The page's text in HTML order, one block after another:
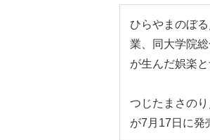
ひらやまのぼ
業、同大学院
が生んだ娯楽
つじたまさの
が7月17日に発